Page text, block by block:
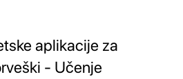
aplikacije za
- Učenje